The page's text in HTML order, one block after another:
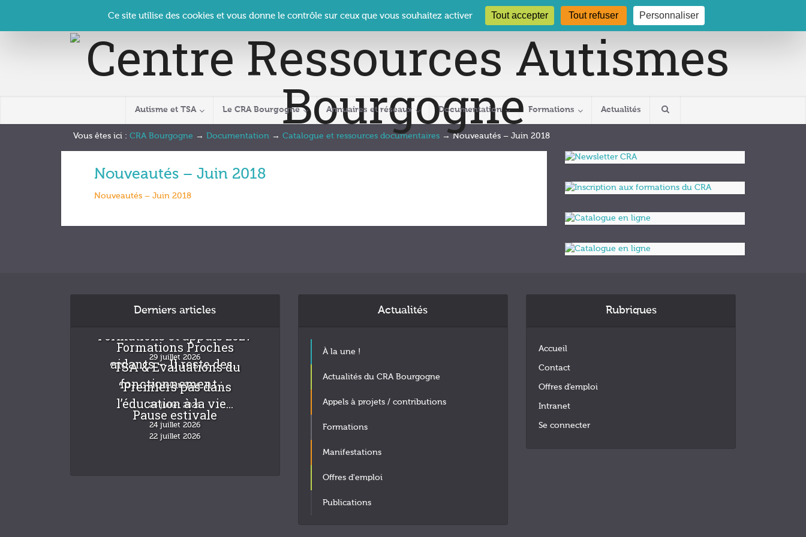
Contact Se connecter | CRA Bourgogne – Le Clos des Présidents – 19-21 rue Coty – 21 000 DIJON cra@crabourgogne.org 03 80 29 54 19
Autisme et TSA Le CRA Bourgogne Annuaires et réseaux Documentation Formations Actualités
Vous êtes ici : CRA Bourgogne → Documentation → Catalogue et ressources documentaires →Nouveautés – Juin 2018
Nouveautés – Juin 2018
Nouveautés – Juin 2018
Derniers articles
Formations et appuis 2027
29 juillet 2026
Formations Proches
aidants – Il reste des...
24 juillet 2026
“TSA & Evaluations du
fonctionnement :...
24 juillet 2026
“Premiers pas dans
l’éducation à la vie...
24 juillet 2026
Pause estivale
22 juillet 2026
Actualités
À la une !
Actualités du CRA Bourgogne
Appels à projets / contributions
Formations
Manifestations
Offres d'emploi
Publications
Rubriques
Accueil
Contact
Offres d’emploi
Intranet
Se connecter
Ce site utilise des cookies et vous donne le contrôle sur ceux que vous souhaitez activer Tout accepter Tout refuser Personnaliser